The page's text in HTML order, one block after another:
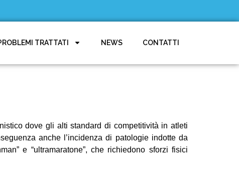
TRATTATI NEWS CONTATTI
dove gli alti standard di competitività in atleti
anche l’incidenza di patologie indotte da
e “ultramaratone”, che richiedono sforzi fisici